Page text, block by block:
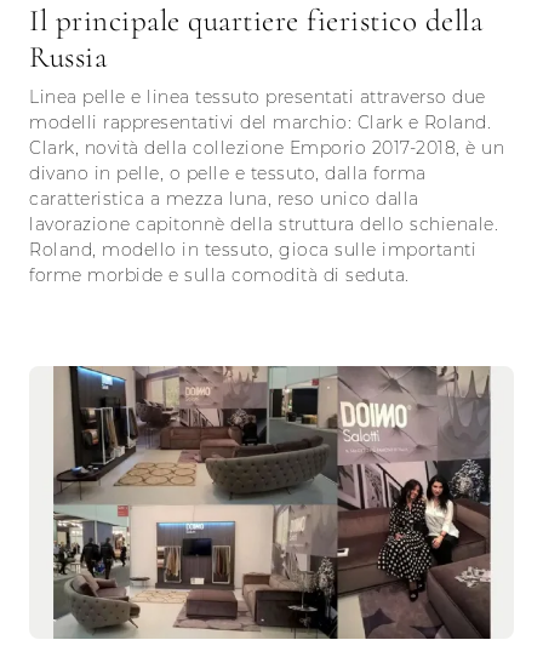
Il principale quartiere fieristico della
Russia
Linea pelle e linea tessuto presentati attraverso due
modelli rappresentativi del marchio: Clark e Roland.
Clark, novità della collezione Emporio 2017-2018, è un
divano in pelle, o pelle e tessuto, dalla forma
caratteristica a mezza luna, reso unico dalla
lavorazione capitonnè della struttura dello schienale.
Roland, modello in tessuto, gioca sulle importanti
forme morbide e sulla comodità di seduta.